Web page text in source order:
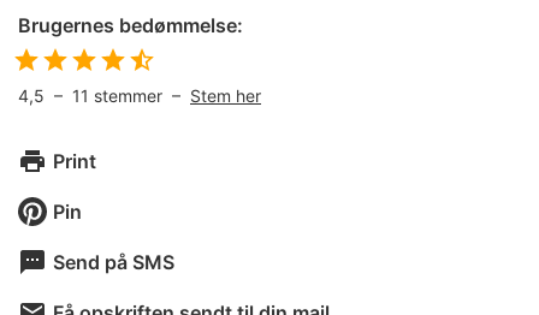
Brugernes bedømmelse:
4,5 – 11 stemmer – Stem her
Print
Pin
Send på SMS